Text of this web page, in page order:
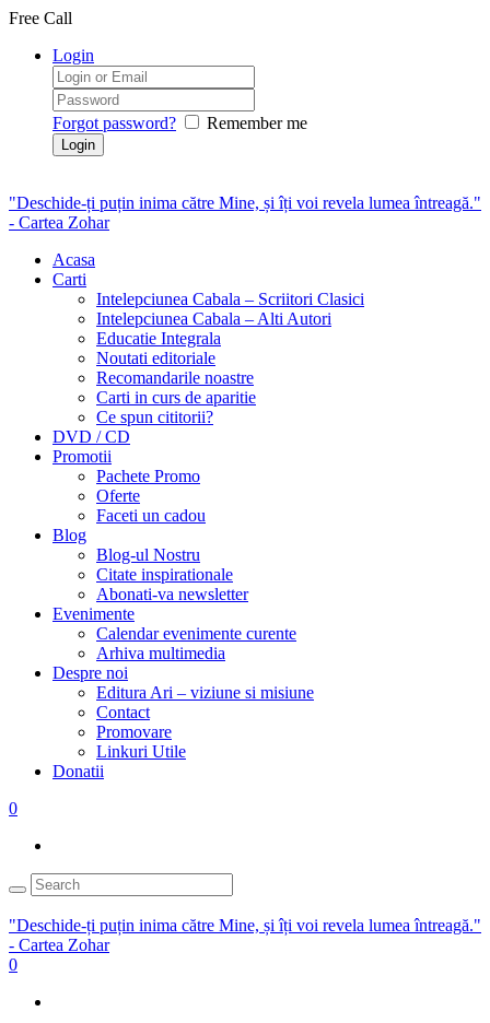
Free Call
Login
Forgot password? Remember me
"Deschide-ți puțin inima către Mine, și îți voi revela lumea întreagă."
- Cartea Zohar
Acasa
Carti
Intelepciunea Cabala – Scriitori Clasici
Intelepciunea Cabala – Alti Autori
Educatie Integrala
Noutati editoriale
Recomandarile noastre
Carti in curs de aparitie
Ce spun cititorii?
DVD / CD
Promotii
Pachete Promo
Oferte
Faceti un cadou
Blog
Blog-ul Nostru
Citate inspirationale
Abonati-va newsletter
Evenimente
Calendar evenimente curente
Arhiva multimedia
Despre noi
Editura Ari – viziune si misiune
Contact
Promovare
Linkuri Utile
Donatii
0
"Deschide-ți puțin inima către Mine, și îți voi revela lumea întreagă."
- Cartea Zohar
0